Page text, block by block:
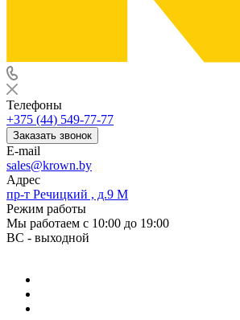
Телефоны
+375 (44) 549-77-77
Заказать звонок
E-mail
sales@krown.by
Адрес
пр-т Речицкий , д.9 М
Режим работы
Мы работаем с 10:00 до 19:00
ВС - выходной